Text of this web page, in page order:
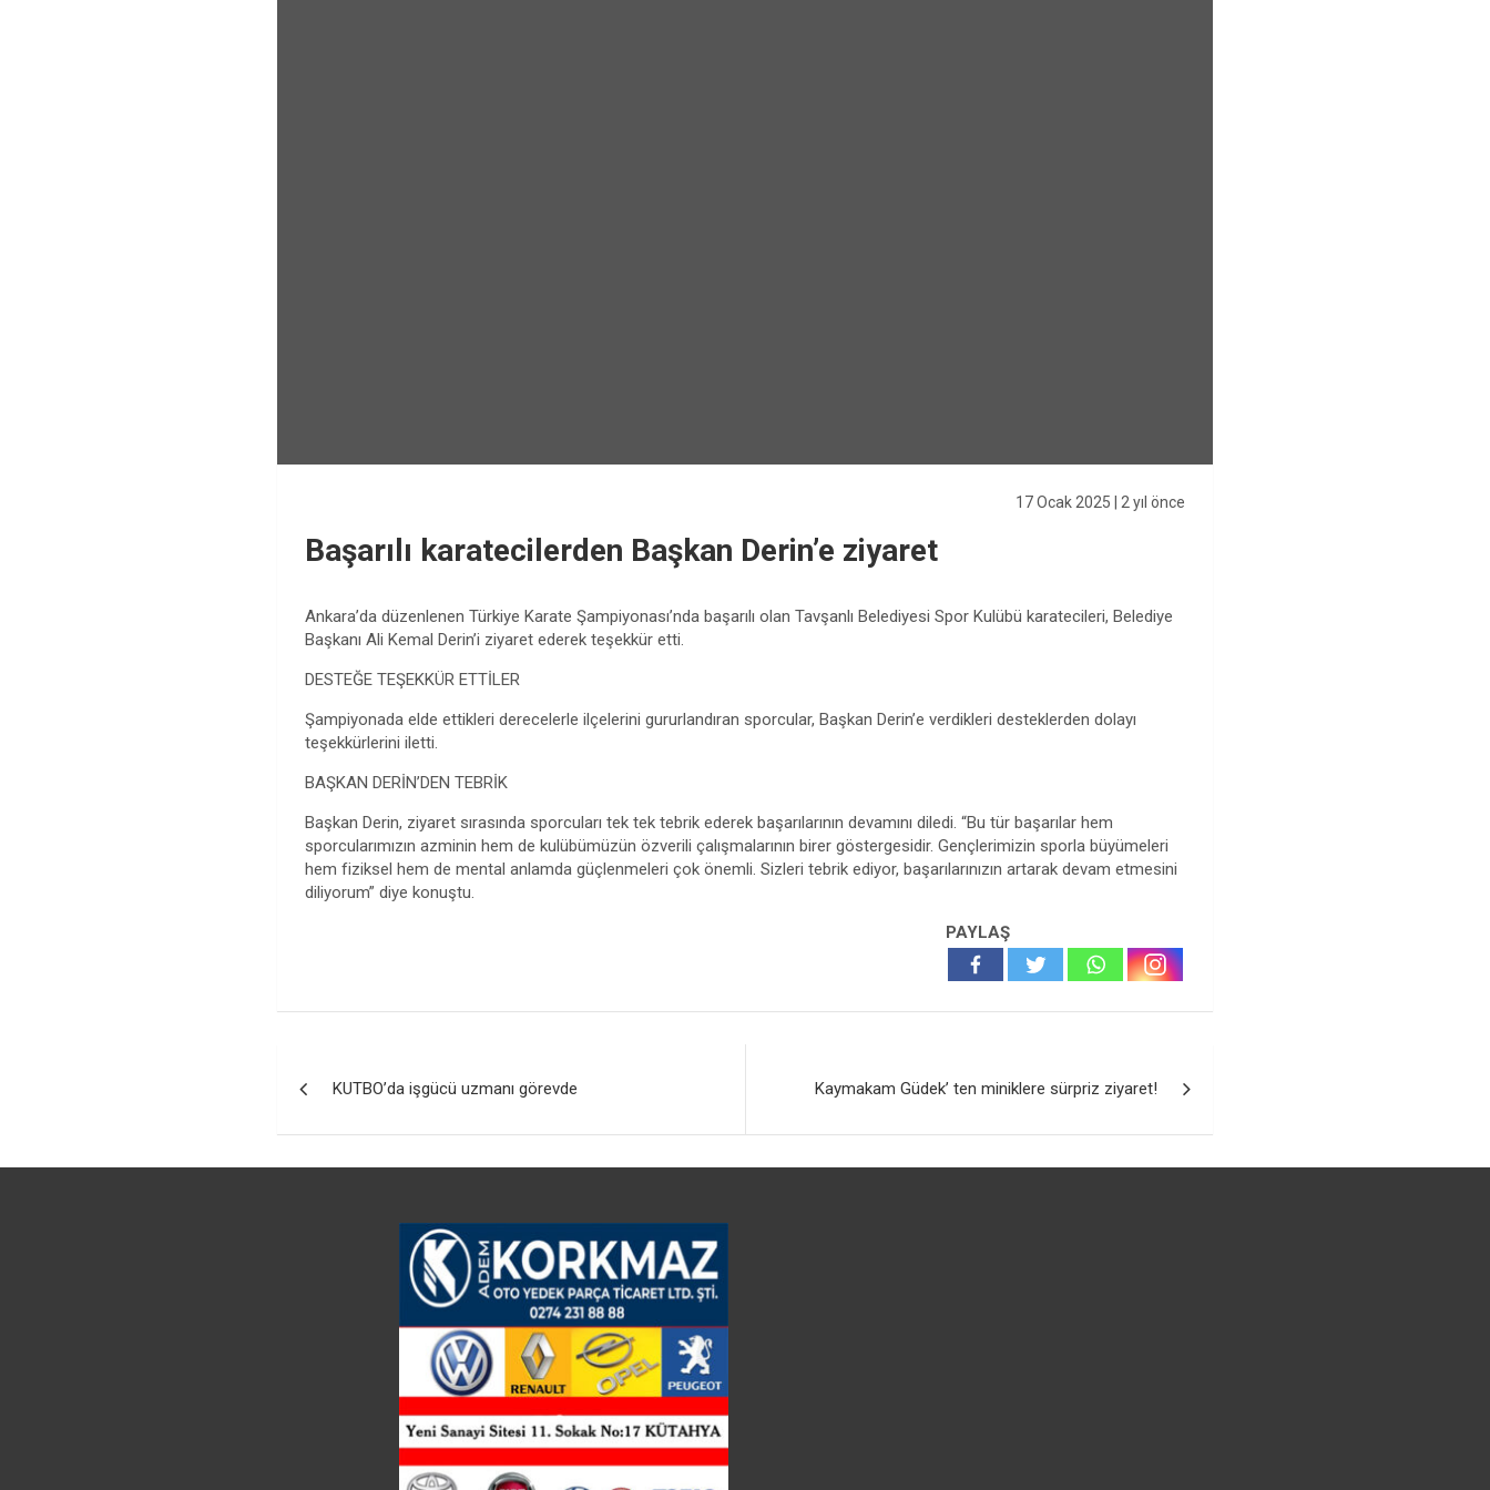
17 Ocak 2025 | 2 yıl önce
Başarılı karatecilerden Başkan Derin’e ziyaret
Ankara’da düzenlenen Türkiye Karate Şampiyonası’nda başarılı olan Tavşanlı Belediyesi Spor Kulübü karatecileri, Belediye
Başkanı Ali Kemal Derin’i ziyaret ederek teşekkür etti.
DESTEĞE TEŞEKKÜR ETTİLER
Şampiyonada elde ettikleri derecelerle ilçelerini gururlandıran sporcular, Başkan Derin’e verdikleri desteklerden dolayı
teşekkürlerini iletti.
BAŞKAN DERİN’DEN TEBRİK
Başkan Derin, ziyaret sırasında sporcuları tek tek tebrik ederek başarılarının devamını diledi. “Bu tür başarılar hem
sporcularımızın azminin hem de kulübümüzün özverili çalışmalarının birer göstergesidir. Gençlerimizin sporla büyümeleri
hem fiziksel hem de mental anlamda güçlenmeleri çok önemli. Sizleri tebrik ediyor, başarılarınızın artarak devam etmesini
diliyorum” diye konuştu.
PAYLAŞ
gezinmesi
KUTBO’da işgücü uzmanı görevde Kaymakam Güdek’ ten miniklere sürpriz ziyaret!